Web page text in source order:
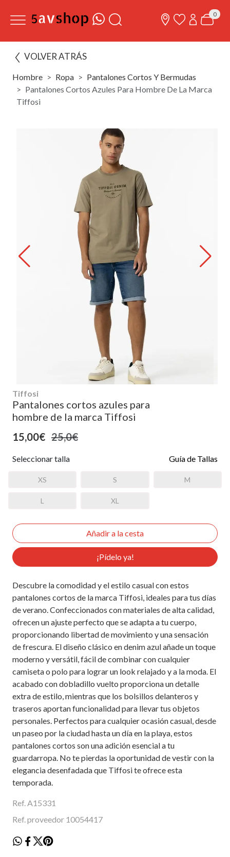
0
VOLVER ATRÁS
Hombre Ropa
Pantalones Cortos Y Bermudas
Pantalones Cortos Azules Para Hombre De La Marca
Tiffosi
Tiffosi
Pantalones cortos azules para
hombre de la marca Tiffosi
15,00€ 25,0€
Seleccionar talla Guía de Tallas
XS S M
L XL
¡Pídelo ya!
Descubre la comodidad y el estilo casual con estos
pantalones cortos de la marca Tiffosi, ideales para tus días
de verano. Confeccionados con materiales de alta calidad,
ofrecen un ajuste perfecto que se adapta a tu cuerpo,
proporcionando libertad de movimiento y una sensación
de frescura. El diseño clásico en denim azul añade un toque
moderno y versátil, fácil de combinar con cualquier
camiseta o polo para lograr un look relajado y a la moda. El
acabado con dobladillo vuelto proporciona un detalle
extra de estilo, mientras que los bolsillos delanteros y
traseros aportan funcionalidad para llevar tus objetos
personales. Perfectos para cualquier ocasión casual, desde
un paseo por la ciudad hasta un día en la playa, estos
pantalones cortos son una adición esencial a tu
guardarropa. No te pierdas la oportunidad de vestir con la
elegancia desenfadada que Tiffosi te ofrece esta
temporada.
Ref. A15331
Ref. proveedor 10054417